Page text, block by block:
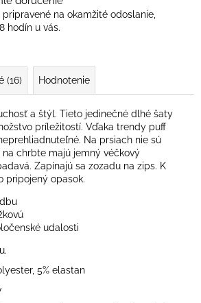
pripravené na okamžité odoslanie,
hodín u vás.
(16) Hodnotenie
a štýl. Tieto jedinečné dlhé šaty
príležitostí. Vďaka trendy puff
Na prsiach nie sú
na chrbte majú jemný véčkový
Zapínajú sa zozadu na zips. K
pripojený opasok.
udalosti
5% elastan